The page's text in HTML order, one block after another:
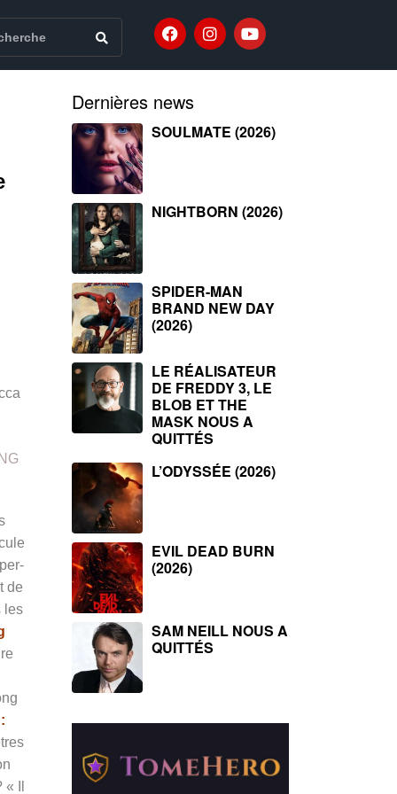
de
les
Il
Dernières news
SOULMATE (2026)
NIGHTBORN (2026)
SPIDER-MAN
BRAND NEW DAY
(2026)
LE RÉALISATEUR
DE FREDDY 3, LE
BLOB ET THE
MASK NOUS A
QUITTÉS
L’ODYSSÉE (2026)
EVIL DEAD BURN
(2026)
SAM NEILL NOUS A
QUITTÉS